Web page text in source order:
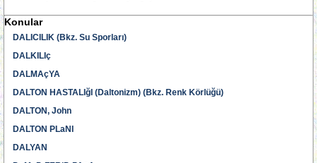
Konular
DALICILIK (Bkz. Su Sporları)
DALKILIç
DALMAçYA
DALTON HASTALIğI (Daltonizm) (Bkz. Renk Körlüğü)
DALTON, John
DALTON PLaNI
DALYAN